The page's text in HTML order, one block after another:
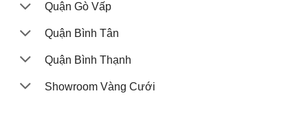
Quận Gò Vấp
Quận Bình Tân
Quận Bình Thạnh
Showroom Vàng Cưới